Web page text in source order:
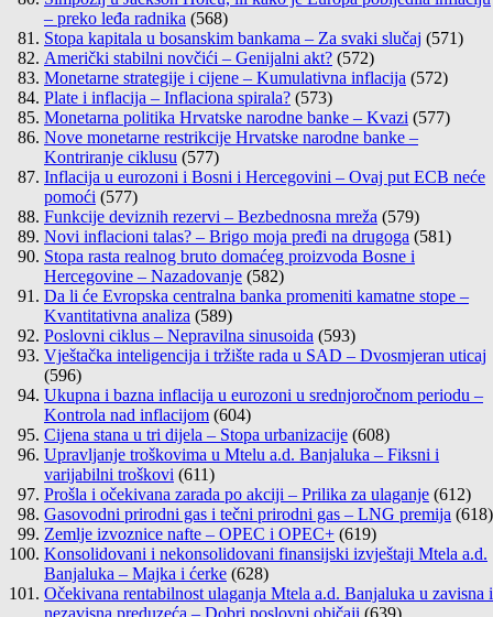
– preko leđa radnika (568)
Stopa kapitala u bosanskim bankama – Za svaki slučaj (571)
Američki stabilni novčići – Genijalni akt? (572)
Monetarne strategije i cijene – Kumulativna inflacija (572)
Plate i inflacija – Inflaciona spirala? (573)
Monetarna politika Hrvatske narodne banke – Kvazi (577)
Nove monetarne restrikcije Hrvatske narodne banke –
Kontriranje ciklusu (577)
Inflacija u eurozoni i Bosni i Hercegovini – Ovaj put ECB neće
pomoći (577)
Funkcije deviznih rezervi – Bezbednosna mreža (579)
Novi inflacioni talas? – Brigo moja pređi na drugoga (581)
Stopa rasta realnog bruto domaćeg proizvoda Bosne i
Hercegovine – Nazadovanje (582)
Da li će Evropska centralna banka promeniti kamatne stope –
Kvantitativna analiza (589)
Poslovni ciklus – Nepravilna sinusoida (593)
Vještačka inteligencija i tržište rada u SAD – Dvosmjeran uticaj
(596)
Ukupna i bazna inflacija u eurozoni u srednjoročnom periodu –
Kontrola nad inflacijom (604)
Cijena stana u tri dijela – Stopa urbanizacije (608)
Upravljanje troškovima u Mtelu a.d. Banjaluka – Fiksni i
varijabilni troškovi (611)
Prošla i očekivana zarada po akciji – Prilika za ulaganje (612)
Gasovodni prirodni gas i tečni prirodni gas – LNG premija (618)
Zemlje izvoznice nafte – OPEC i OPEC+ (619)
Konsolidovani i nekonsolidovani finansijski izvještaji Mtela a.d.
Banjaluka – Majka i ćerke (628)
Očekivana rentabilnost ulaganja Mtela a.d. Banjaluka u zavisna i